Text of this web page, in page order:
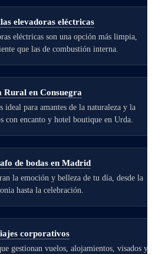
elevadoras eléctricas
eléctricas son una opción más limpia,
que las de combustión interna.
Rural en Consuegra
ideal para amantes de la naturaleza y la
con encanto y hotel boutique en Urda.
de bodas en Madrid
la emoción y belleza de tu día, desde la
hasta la celebración.
corporativos
gestionan vuelos, alojamientos, visados y